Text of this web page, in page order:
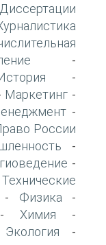
Диссертации
-
-
Маркетинг -
-
России
-
-
Технические
- Физика -
Химия -
Экология -